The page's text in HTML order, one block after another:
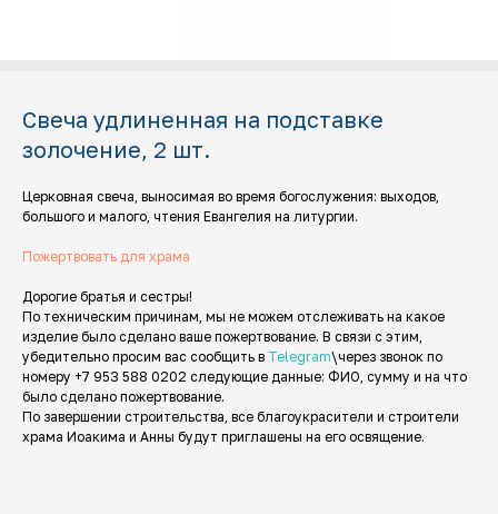
Свеча удлиненная на подставке
золочение, 2 шт.
Церковная свеча, выносимая во время богослужения: выходов,
большого и малого, чтения Евангелия на литургии.
Пожертвовать для храма
Дорогие братья и сестры!
По техническим причинам, мы не можем отслеживать на какое
изделие было сделано ваше пожертвование. В связи с этим,
убедительно просим вас сообщить в Telegram\через звонок по
номеру +7 953 588 0202 следующие данные: ФИО, сумму и на что
было сделано пожертвование.
По завершении строительства, все благоукрасители и строители
храма Иоакима и Анны будут приглашены на его освящение.